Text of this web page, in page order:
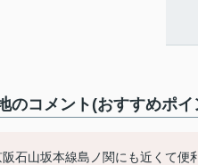
のコメント(おすすめポイ
阪石山坂本線島ノ関にも近くて